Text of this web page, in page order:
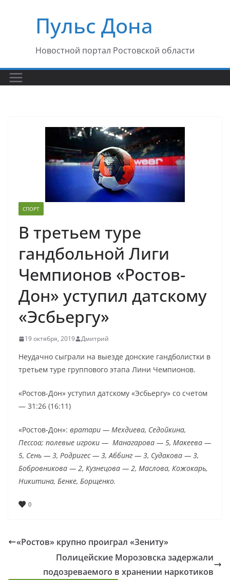
содержимомуПульс Дона
Новостной портал Ростовской области
СПОРТ
В третьем туре
гандбольной Лиги
Чемпионов «Ростов-
Дон» уступил датскому
«Эсбьергу»
19 октября, 2019 Дмитрий
Неудачно сыграли на выезде донские гандболистки в
третьем туре группового этапа Лини Чемпионов.
«Ростов-Дон» уступил датскому «Эсбьергу» со счетом
— 31:26 (16:11)
«Ростов-Дон»: вратари — Мехдиева, Седойкина,
Пессоа; полевые игроки — Манагарова — 5, Макеева —
5, Сень — 3, Родригес — 3, Аббинг — 3, Судакова — 3,
Бобровникова — 2, Кузнецова — 2, Маслова, Кожокарь,
Никитина, Бенке, Борщенко.
0
«Ростов» крупно проиграл «Зениту»
Полицейские Морозовска задержали
подозреваемого в хранении наркотиков